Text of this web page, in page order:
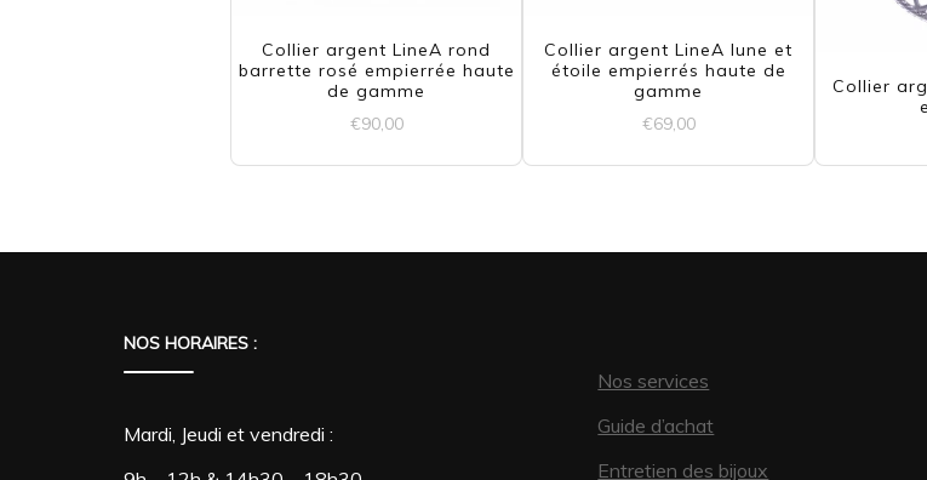
Collier argent LineA rond
barrette rosé empierrée haute
de gamme
€90,00
Collier argent LineA lune et
étoile empierrés haute de
gamme
€69,00
Collier
NOS HORAIRES :
Mardi, Jeudi et vendredi :
Nos services
Guide d’achat
Entretien des bijoux